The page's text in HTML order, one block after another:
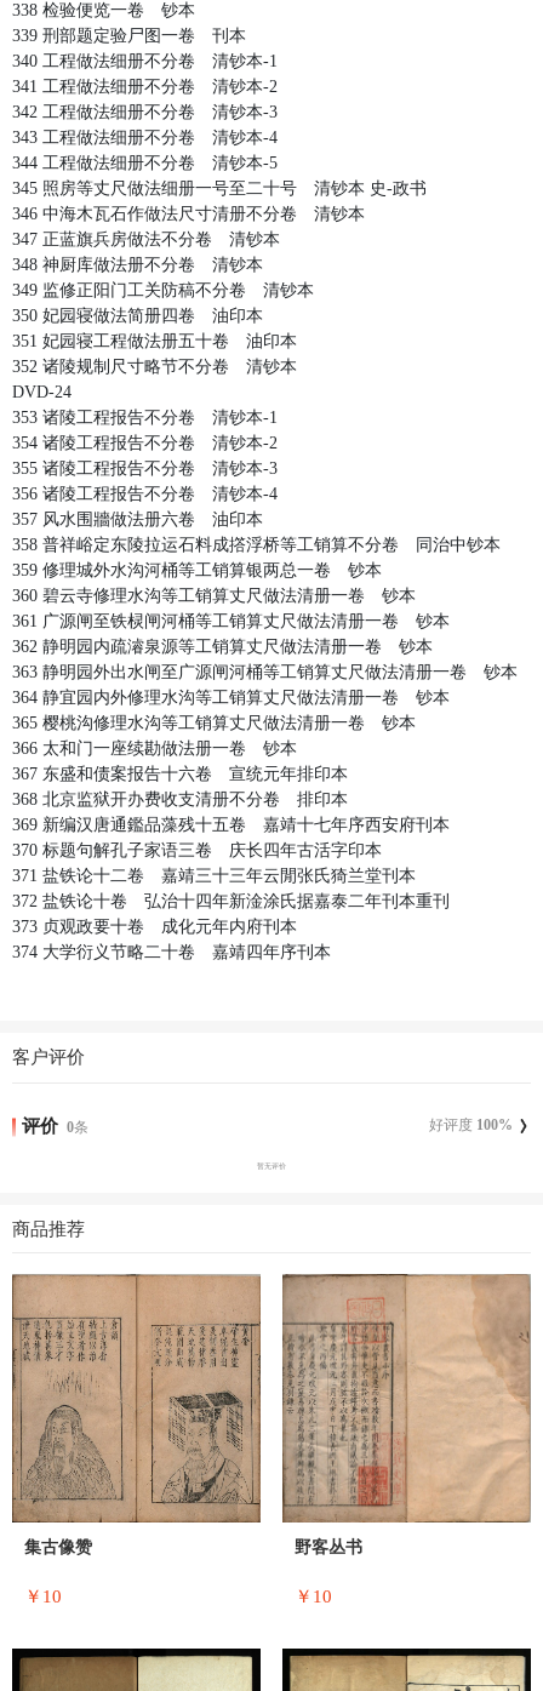
338 检验便览一卷 钞本
339 刑部题定验尸图一卷 刊本
340 工程做法细册不分卷 清钞本-1
341 工程做法细册不分卷 清钞本-2
342 工程做法细册不分卷 清钞本-3
343 工程做法细册不分卷 清钞本-4
344 工程做法细册不分卷 清钞本-5
345 照房等丈尺做法细册一号至二十号 清钞本 史-政书
346 中海木瓦石作做法尺寸清册不分卷 清钞本
347 正蓝旗兵房做法不分卷 清钞本
348 神厨库做法册不分卷 清钞本
349 监修正阳门工关防稿不分卷 清钞本
350 妃园寝做法简册四卷 油印本
351 妃园寝工程做法册五十卷 油印本
352 诸陵规制尺寸略节不分卷 清钞本
DVD-24
353 诸陵工程报告不分卷 清钞本-1
354 诸陵工程报告不分卷 清钞本-2
355 诸陵工程报告不分卷 清钞本-3
356 诸陵工程报告不分卷 清钞本-4
357 风水围牆做法册六卷 油印本
358 普祥峪定东陵拉运石料成撘浮桥等工销算不分卷 同治中钞本
359 修理城外水沟河桶等工销算银两总一卷 钞本
360 碧云寺修理水沟等工销算丈尺做法清册一卷 钞本
361 广源闸至铁棂闸河桶等工销算丈尺做法清册一卷 钞本
362 静明园内疏濬泉源等工销算丈尺做法清册一卷 钞本
363 静明园外出水闸至广源闸河桶等工销算丈尺做法清册一卷 钞本
364 静宜园内外修理水沟等工销算丈尺做法清册一卷 钞本
365 樱桃沟修理水沟等工销算丈尺做法清册一卷 钞本
366 太和门一座续勘做法册一卷 钞本
367 东盛和债案报告十六卷 宣统元年排印本
368 北京监狱开办费收支清册不分卷 排印本
369 新编汉唐通鑑品藻残十五卷 嘉靖十七年序西安府刊本
370 标题句解孔子家语三卷 庆长四年古活字印本
371 盐铁论十二卷 嘉靖三十三年云閒张氏猗兰堂刊本
372 盐铁论十卷 弘治十四年新淦涂氏据嘉泰二年刊本重刊
373 贞观政要十卷 成化元年内府刊本
374 大学衍义节略二十卷 嘉靖四年序刊本
客户评价
评价 好评度 100%
0条
暂无评价
商品推荐
集古像赞
￥10
野客丛书
￥10